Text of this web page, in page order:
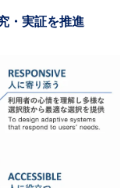
・実証を推進